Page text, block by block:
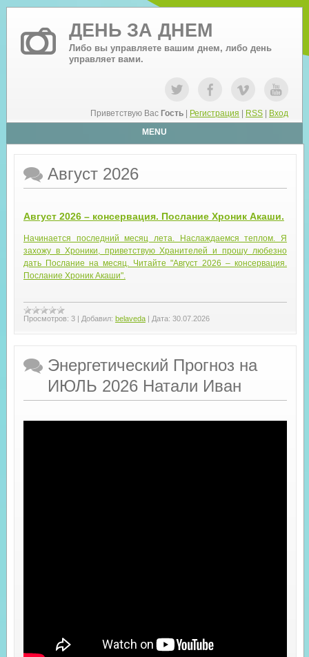
ДЕНЬ ЗА ДНЕМ
Либо вы управляете вашим днем, либо день
управляет вами.
Приветствую Вас Гость Регистрация RSS
Вход
MENU
Август 2026
Август 2026 – консервация. Послание Хроник Акаши.
Начинается последний месяц лета. Наслаждаемся теплом. Я
захожу в Хроники, приветствую Хранителей и прошу любезно
дать Послание на месяц. Читайте "Август 2026 – консервация.
Послание Хроник Акаши".
Просмотров: 3 | Добавил: belaveda | Дата: 30.07.2026
Энергетический Прогноз на
ИЮЛЬ 2026 Натали Иван